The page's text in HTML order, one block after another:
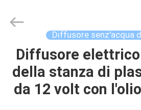
CASA
PRODOTTI
Industrial
Reserved.
Diffusore senz'acqua
Diffusore
della stanza di
da 12 volt con